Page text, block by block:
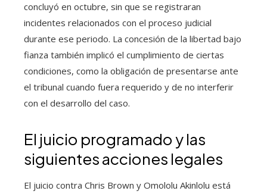
concluyó en octubre, sin que se registraran
incidentes relacionados con el proceso judicial
durante ese periodo. La concesión de la libertad bajo
fianza también implicó el cumplimiento de ciertas
condiciones, como la obligación de presentarse ante
el tribunal cuando fuera requerido y de no interferir
con el desarrollo del caso.
El juicio programado y las
siguientes acciones legales
El juicio contra Chris Brown y Omololu Akinlolu está